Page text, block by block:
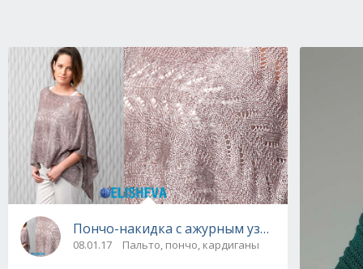
Пончо-накидка с ажурным узором из
08.01.17 Пальто, пончо, кардиганы